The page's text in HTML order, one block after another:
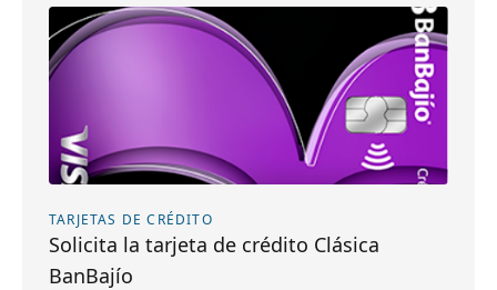
TARJETAS DE CRÉDITO
Solicita la tarjeta de crédito Clásica
BanBajío